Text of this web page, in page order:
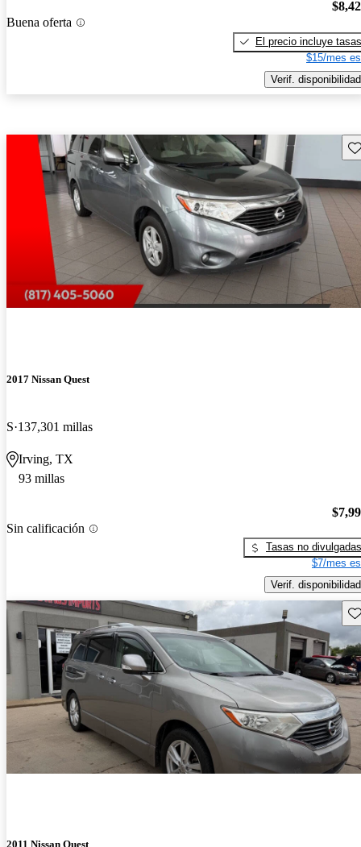
Buena oferta
El precio incluye tasas
$15/mes
Verif. disponibilidad
2017 Nissan Quest
S 137,301 millas
Irving, TX
93 millas
Sin calificación
Tasas no divulgadas
$7/mes
Verif. disponibilidad
2011 Nissan Quest